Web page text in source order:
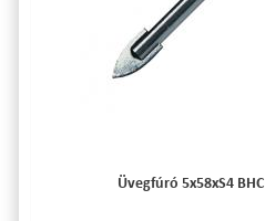
Üvegfúró 5x58xS4 BHC